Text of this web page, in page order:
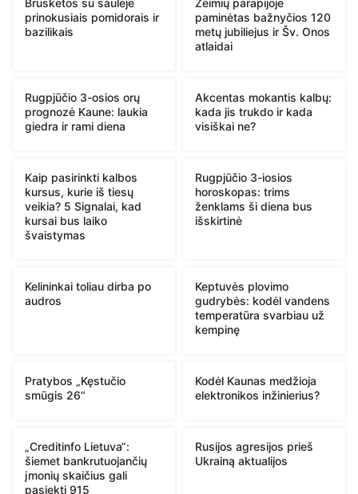
prinokusiais pomidorais ir
bazilikais
paminėtas bažnyčios 120
metų jubiliejus ir Šv. Onos
atlaidai
Rugpjūčio 3-osios orų
prognozė Kaune: laukia
giedra ir rami diena
Akcentas mokantis kalbų:
kada jis trukdo ir kada
visiškai ne?
Kaip pasirinkti kalbos
kursus, kurie iš tiesų
veikia? 5 Signalai, kad
kursai bus laiko
švaistymas
Rugpjūčio 3-iosios
horoskopas: trims
ženklams ši diena bus
išskirtinė
Kelininkai toliau dirba po
audros
Keptuvės plovimo
gudrybės: kodėl vandens
temperatūra svarbiau už
kempinę
Pratybos „Kęstučio
smūgis 26“
Kodėl Kaunas medžioja
elektronikos inžinierius?
„Creditinfo Lietuva“:
šiemet bankrutuojančių
įmonių skaičius gali
pasiekti 915
Rusijos agresijos prieš
Ukrainą aktualijos